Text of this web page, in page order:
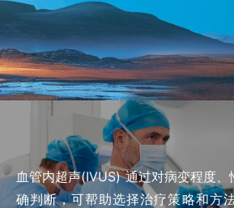
GLOBAL
UNITED STATES
血管内超声(IVUS) 通过对病变程度
确判断，可帮助选择治疗策略和方